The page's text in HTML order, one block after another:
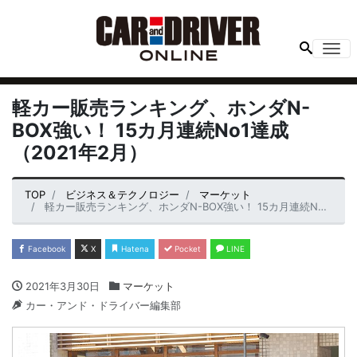
軽カー販売ランキング、ホンダN-
BOX強い！ 15カ月連続No1達成
（2021年2月）
TOP ビジネス＆テクノロジー
マーケット
軽カー販売ランキング、ホンダN-BOX強い！ 15カ月連続No1達成（2021年2月）
Facebook X Hatena Pocket LINE
2021年3月30日
マーケット
カー・アンド・ドライバー編集部